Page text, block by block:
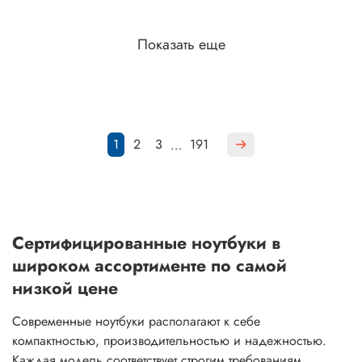
Показать еще
1 2 3 … 191
Сертифицированные ноутбуки в
широком ассортименте по самой
низкой цене
Современные ноутбуки располагают к себе
компактностью, производительностью и надежностью.